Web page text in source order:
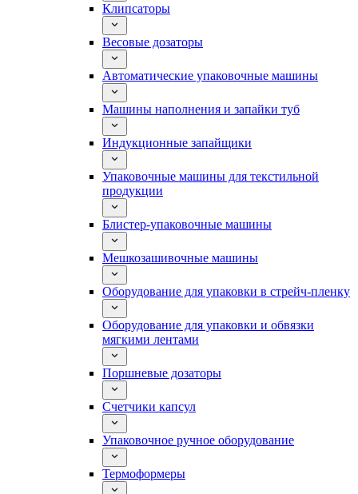
Клипсаторы
Весовые дозаторы
Автоматические упаковочные машины
Машины наполнения и запайки туб
Индукционные запайщики
Упаковочные машины для текстильной
продукции
Блистер-упаковочные машины
Мешкозашивочные машины
Оборудование для упаковки в стрейч-пленку
Оборудование для упаковки и обвязки
мягкими лентами
Поршневые дозаторы
Счетчики капсул
Упаковочное ручное оборудование
Термоформеры